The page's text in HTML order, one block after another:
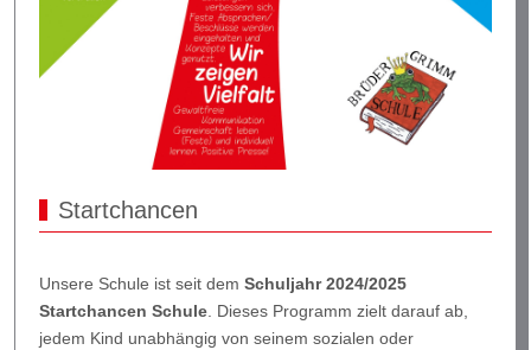
Startchancen
Unsere Schule ist seit dem Schuljahr 2024/2025
Startchancen Schule . Dieses Programm zielt darauf ab,
jedem Kind unabhängig von seinem sozialen oder